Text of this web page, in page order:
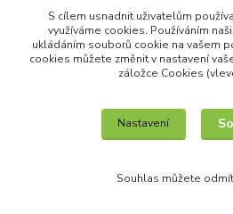
PLÁŽOVÉ OSUŠKY a DĚTSKÁ
DĚTSKÁ PONČA
IT služby na míru /
S cílem usnadnit uživatelům
využíváme cookies. Používáním
ukládáním souborů cookie na vašem
cookies můžete změnit v nastavení
záložce Cookies
Nastavení
Souhlas můžete